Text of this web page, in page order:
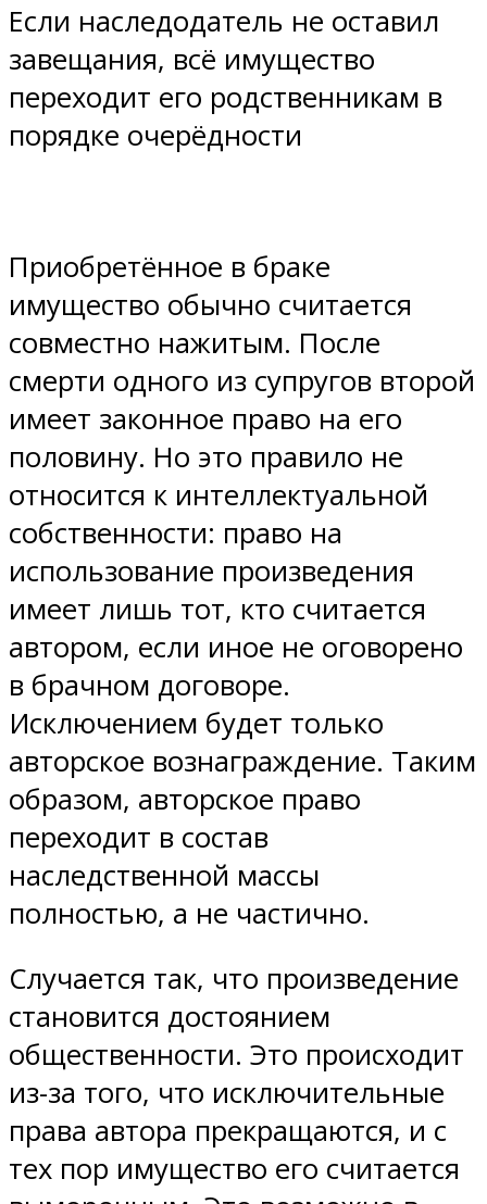
Если наследодатель не оставил
завещания, всё имущество
переходит его родственникам в
порядке очерёдности
Приобретённое в браке
имущество обычно считается
совместно нажитым. После
смерти одного из супругов второй
имеет законное право на его
половину. Но это правило не
относится к интеллектуальной
собственности: право на
использование произведения
имеет лишь тот, кто считается
автором, если иное не оговорено
в брачном договоре.
Исключением будет только
авторское вознаграждение. Таким
образом, авторское право
переходит в состав
наследственной массы
полностью, а не частично.
Случается так, что произведение
становится достоянием
общественности. Это происходит
из-за того, что исключительные
права автора прекращаются, и с
тех пор имущество его считается